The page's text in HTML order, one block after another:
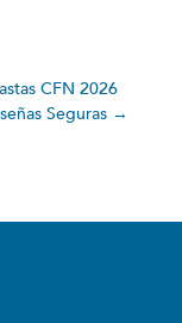
CFN 2026
Seguras →